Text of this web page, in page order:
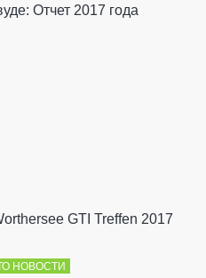
Отчет 2017 года
GTI Treffen 2017
НОВОСТИ